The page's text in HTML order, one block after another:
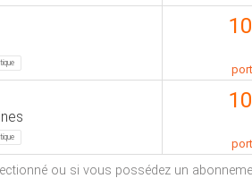
ou si vous possédez un